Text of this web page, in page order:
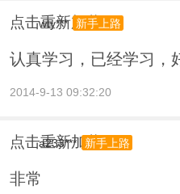
点击重新加载
wty*** 新手上路
认真学习，已经学习，
2014-9-13 09:32:20
点击重新加载
a233*** 新手上路
非常